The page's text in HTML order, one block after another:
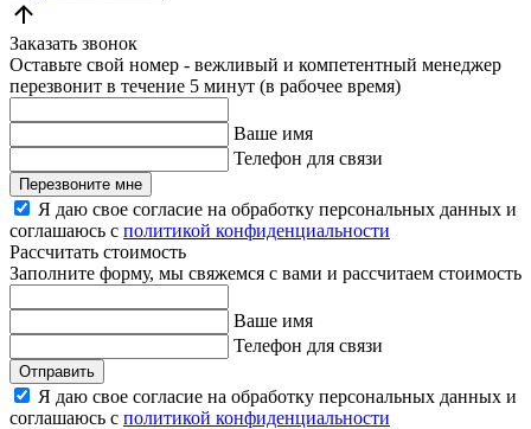
Заказать звонок
Оставьте свой номер - вежливый и компетентный менеджер
перезвонит в течение 5 минут (в рабочее время)
Ваше имя
Телефон для связи
Перезвоните мне
Я даю свое согласие на обработку персональных данных и
соглашаюсь с политикой конфиденциальности
Рассчитать стоимость
Заполните форму, мы свяжемся с вами и рассчитаем стоимость
Ваше имя
Телефон для связи
Отправить
Я даю свое согласие на обработку персональных данных и
соглашаюсь с политикой конфиденциальности